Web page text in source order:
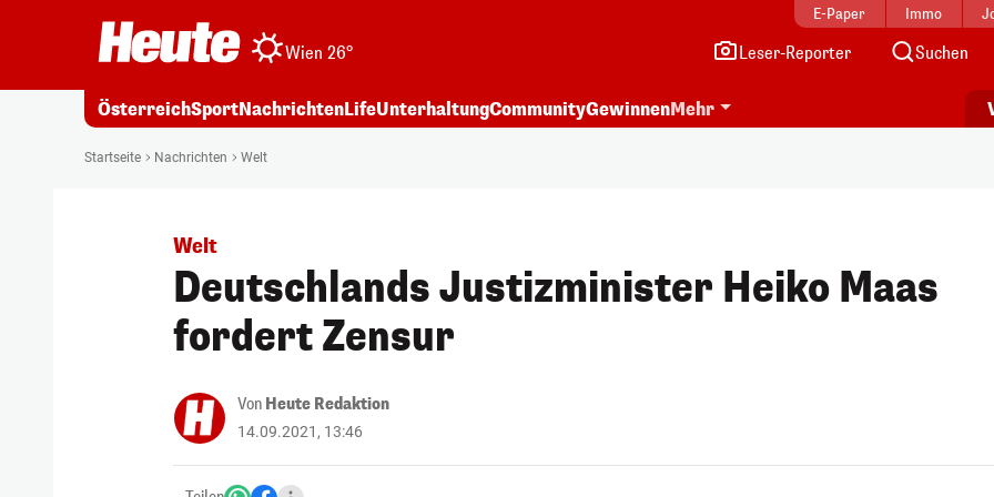
E-Paper Immo
Wien 26° Leser-Reporter Suchen
ÖsterreichSportNachrichtenLifeUnterhaltungCommunityGewinnenMehr
Startseite Nachrichten Welt
Welt
Deutschlands Justizminister Heiko Maas
fordert Zensur
Von Heute Redaktion
14.09.2021, 13:46